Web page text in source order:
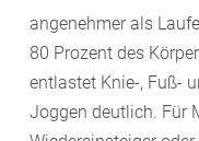
angenehmer als
80 Prozent des
entlastet Knie-, Fuß-
Joggen deutlich. Für